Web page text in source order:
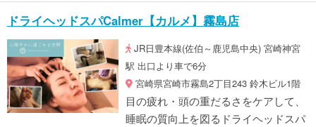
ドライヘッドスパCalmer【カルメ】霧島店
JR日豊本線(佐伯～鹿児島中央) 宮崎神宮
駅 出口より車で6分
宮崎県宮崎市霧島2丁目243 鈴木ビル1階
目の疲れ・頭の重だるさをケアして、
睡眠の質向上を図るドライヘッドスパ